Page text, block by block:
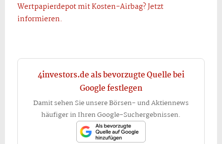
Wertpapierdepot mit Kosten-Airbag? Jetzt
informieren.
4investors.de als bevorzugte Quelle bei
Google festlegen
Damit sehen Sie unsere Börsen- und Aktiennews
häufiger in Ihren Google-Suchergebnissen.